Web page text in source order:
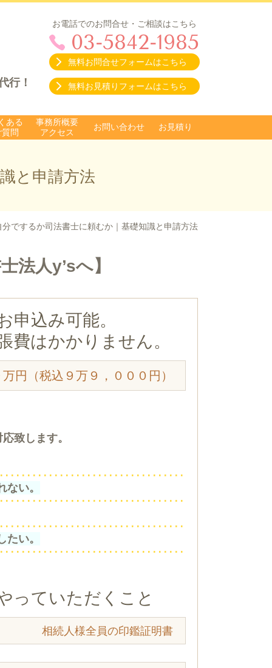
行！
お電話でのお問合せ・ご相談はこちら
03-5842-1985
無料お問合せフォームはこちら
無料お見積りフォームはこちら
ある
問
事務所概要
アクセス
お問い合わせ お見積り
と申請方法
でするか司法書士に頼むか｜基礎知識と申請方法
法人y’sへ】
申込み可能。
費はかかりません。
円（税込９万９，０００円）
致します。
い。
い。
っていただくこと
相続人様全員の印鑑証明書